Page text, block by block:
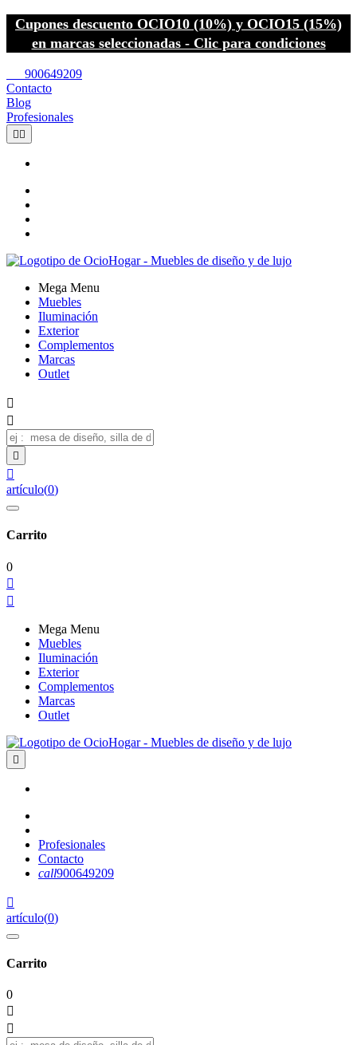
Cupones descuento OCIO10 (10%) y OCIO15 (15%)
en marcas seleccionadas - Clic para condiciones
900649209
Contacto
Blog
Profesionales
 
Mega Menu
Muebles
Iluminación
Exterior
Complementos
Marcas
Outlet




artículo(0)
Carrito
0


Mega Menu
Muebles
Iluminación
Exterior
Complementos
Marcas
Outlet

Profesionales
Contacto
call900649209

artículo(0)
Carrito
0

